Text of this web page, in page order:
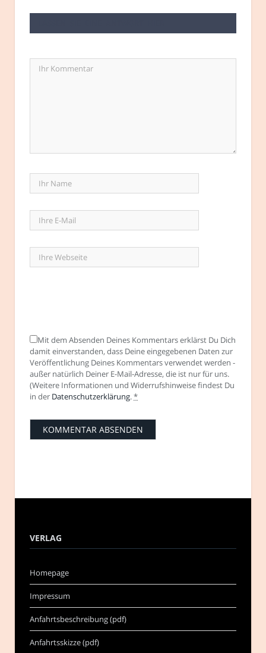
Mit dem Absenden Deines Kommentars erklärst Du Dich
damit einverstanden, dass Deine eingegebenen Daten zur
Veröffentlichung Deines Kommentars verwendet werden -
außer natürlich Deiner E-Mail-Adresse, die ist nur für uns.
(Weitere Informationen und Widerrufshinweise findest Du
in der Datenschutzerklärung.*
VERLAG
Homepage
Impressum
Anfahrtsbeschreibung (pdf)
Anfahrtsskizze (pdf)